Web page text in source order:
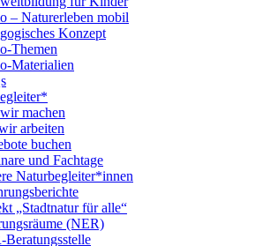
– Naturerleben mobil
Konzept
Themen
Materialien
machen
arbeiten
buchen
und Fachtage
Naturbegleiter*innen
„Stadtnatur für alle“
(NER)
Beratungsstelle